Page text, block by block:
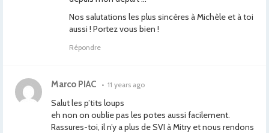
Nos salutations les plus sincères à Michèle et à toi
aussi ! Portez vous bien !
Répondre
Marco PIAC • 11 years ago
Salut les p’tits loups
eh non on oublie pas les potes aussi facilement.
Rassures-toi, il n’y a plus de SVI à Mitry et nous rendons